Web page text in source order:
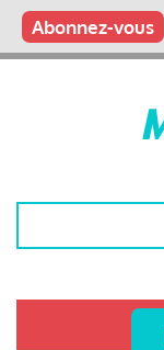
Aller
contenu
Main
Qui sommes nous ?
Vous publiez
Nous publions
Contactez-nous
Abonnez-vous